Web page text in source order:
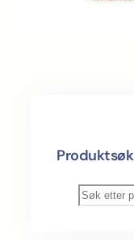
Produktsøk